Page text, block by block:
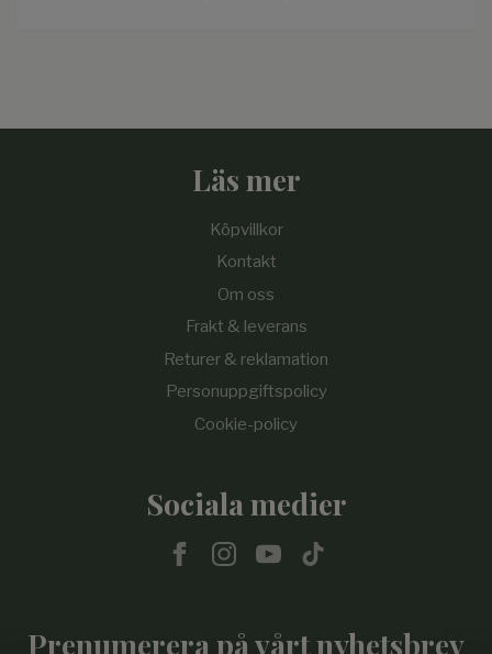
Läs mer
Köpvillkor
Kontakt
Om oss
Frakt & leverans
Returer & reklamation
Personuppgiftspolicy
Cookie-policy
Sociala medier
Prenumerera på vårt nyhetsbrev